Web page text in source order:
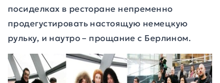
посиделках в ресторане непременно
продегустировать настоящую немецкую
рульку, и наутро – прощание с Берлином.